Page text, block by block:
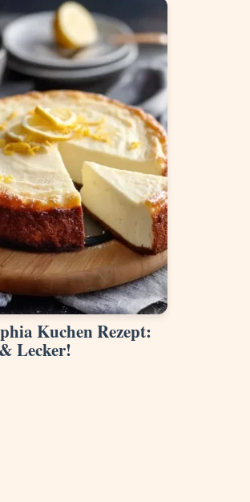
Kuchen Rezept:
Lecker!